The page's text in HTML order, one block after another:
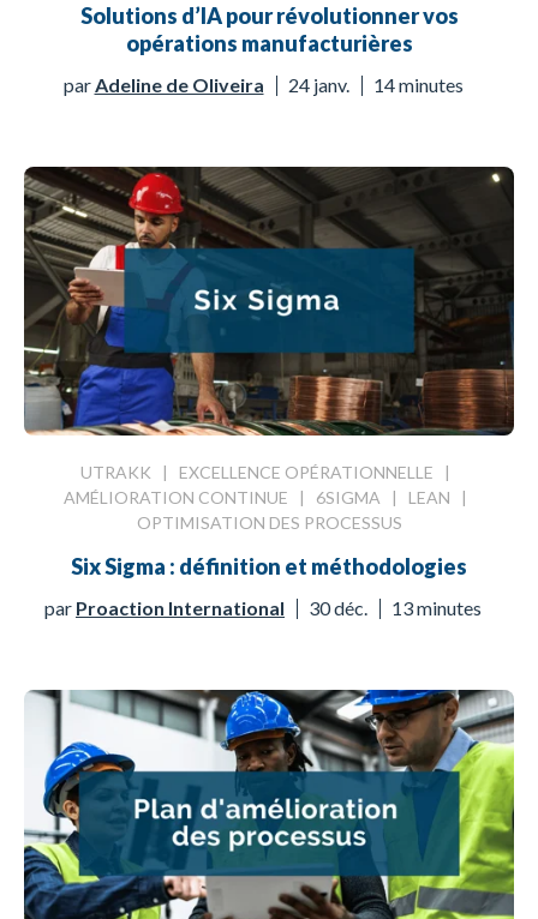
Solutions d’IA pour révolutionner vos
opérations manufacturières
par Adeline de Oliveira 24 janv. 14 minutes
UTRAKK | EXCELLENCE OPÉRATIONNELLE |
AMÉLIORATION CONTINUE | 6SIGMA | LEAN |
OPTIMISATION DES PROCESSUS
Six Sigma : définition et méthodologies
par Proaction International 30 déc. 13 minutes